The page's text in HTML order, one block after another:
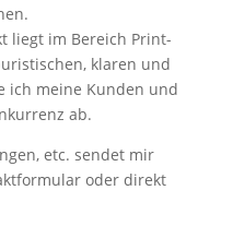
liegt im Bereich Print-
klaren und
ich meine Kunden und
ab.
etc. sendet mir
oder direkt